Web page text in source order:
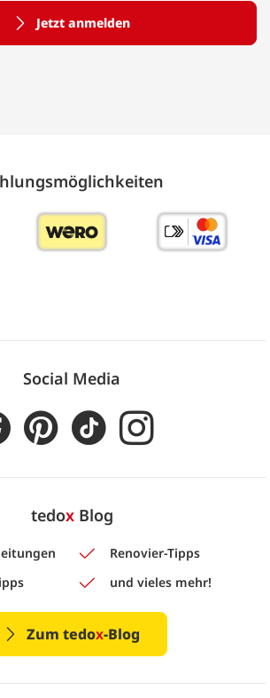
Jetzt anmelden
Social Media
tedoxBlog
Renovier-Tipps
und vieles mehr!
Zum tedox-Blog